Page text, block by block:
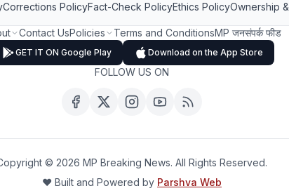
Corrections PolicyFact-Check PolicyEthics PolicyOwnership
Contact UsPolicies Terms and ConditionsMP जनसंपर्क फीड
GET IT ON Google Play Download on the App Store
FOLLOW US ON
© 2026 MP Breaking News. All Rights Reserved.
❤️ Built and Powered by Parshva Web